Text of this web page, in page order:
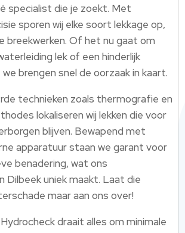
specialist die je zoekt. Met
sporen wij elke soort lekkage op,
breekwerken. Of het nu gaat om
lek of een hinderlijk
brengen snel de oorzaak in kaart.
technieken zoals thermografie en
lokaliseren wij lekken die voor
blijven. Bewapend met
apparatuur staan we garant voor
benadering, wat ons
Dilbeek uniek maakt. Laat die
maar aan ons over!
draait alles om minimale